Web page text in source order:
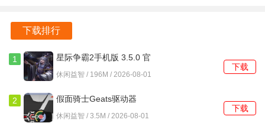
过参与活动获取额外的奖励，增加游戏的趣味性。
战，感受竞技的快感和挑战的乐趣。
下载排行
1
星际争霸2手机版 3.5.0 官
方安卓版
休闲益智 / 196M / 2026-08-01
下载
2
假面骑士Geats驱动器
1.0.0 安卓版
休闲益智 / 3.5M / 2026-08-01
下载